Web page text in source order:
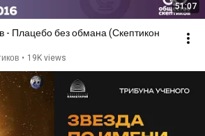
51:07
- Плацебо без обмана (Скептикон
• 19K views